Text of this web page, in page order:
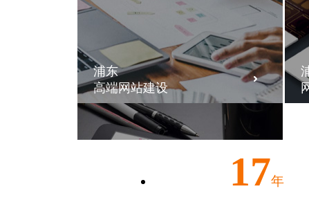
浦东
高端网站建设
17年